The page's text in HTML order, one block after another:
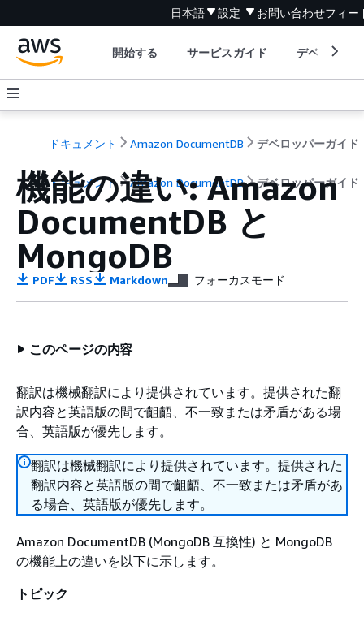
日本語 設定 お問い合わせフィー
開始する サービスガイド デベロッパ
ドキュメント Amazon DocumentDB デベロッパーガイド
ドキュメント Amazon DocumentDB デベロッパーガイド
機能の違い: Amazon
DocumentDB と
MongoDB
PDF RSS Markdown フォーカスモード
このページの内容
翻訳は機械翻訳により提供されています。提供された翻
訳内容と英語版の間で齟齬、不一致または矛盾がある場
合、英語版が優先します。
翻訳は機械翻訳により提供されています。提供された
翻訳内容と英語版の間で齟齬、不一致または矛盾があ
る場合、英語版が優先します。
Amazon DocumentDB (MongoDB 互換性) と MongoDB
の機能上の違いを以下に示します。
トピック